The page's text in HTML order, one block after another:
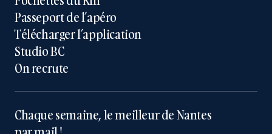
Passeport de l’apéro
Télécharger l’application
Studio BC
On recrute
Chaque semaine, le meilleur de Nantes